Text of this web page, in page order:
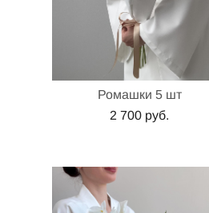
Ромашки 5 шт
2 700 pуб.